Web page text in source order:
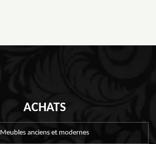
ACHATS
Meubles anciens et modernes